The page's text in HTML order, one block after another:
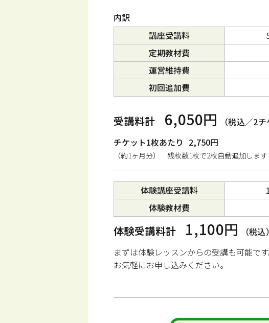
内訳
講座受講料
定期教材費
運営維持費
初回追加費
受講料計 6,050円
（税込／2チ
チケット1枚あたり 2,750円
（約1ヶ月分） 残枚数1枚で2枚自動追加します
体験講座受講料
体験教材費
体験受講料計 1,100円
（税込）
まずは体験レッスンからの受講も可能です
お気軽にお申し込みください。